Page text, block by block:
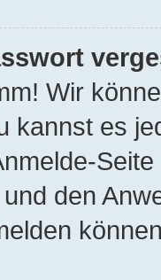
Wir
kannst es
den